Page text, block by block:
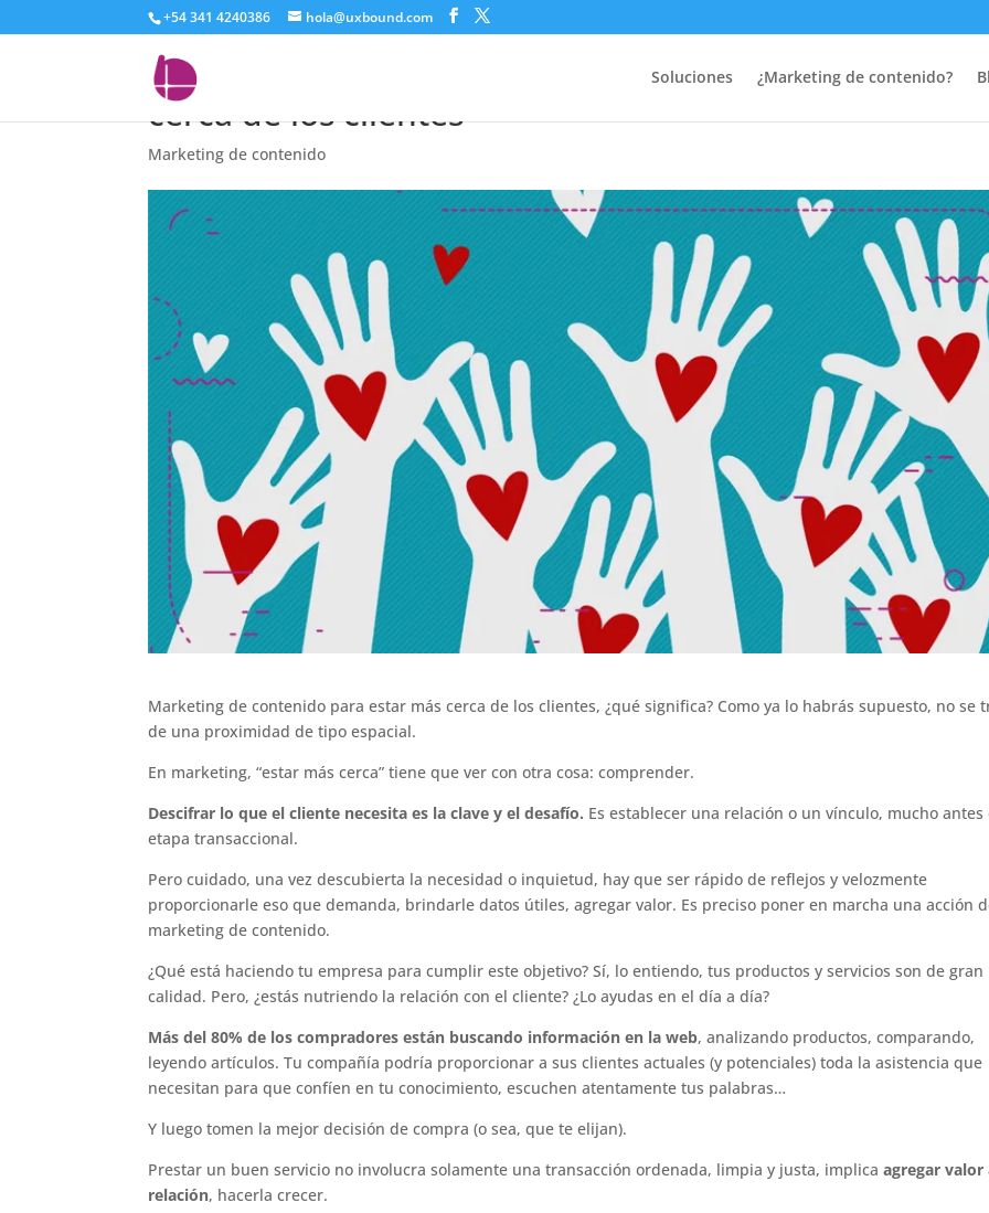
+54 341 4240386 hola@uxbound.com
Soluciones ¿Marketing de contenido?
Opciones de marketing de contenido para estar más
cerca de los clientes
Marketing de contenido
Marketing de contenido para estar más cerca de los clientes, ¿qué significa? Como ya lo habrás supuesto, no se
de una proximidad de tipo espacial.
En marketing, “estar más cerca” tiene que ver con otra cosa: comprender.
Descifrar lo que el cliente necesita es la clave y el desafío. Es establecer una relación o un vínculo, mucho antes
etapa transaccional.
Pero cuidado, una vez descubierta la necesidad o inquietud, hay que ser rápido de reflejos y velozmente
proporcionarle eso que demanda, brindarle datos útiles, agregar valor. Es preciso poner en marcha una acción
marketing de contenido.
¿Qué está haciendo tu empresa para cumplir este objetivo? Sí, lo entiendo, tus productos y servicios son de gran
calidad. Pero, ¿estás nutriendo la relación con el cliente? ¿Lo ayudas en el día a día?
Más del 80% de los compradores están buscando información en la web, analizando productos, comparando,
leyendo artículos. Tu compañía podría proporcionar a sus clientes actuales (y potenciales) toda la asistencia que
necesitan para que confíen en tu conocimiento, escuchen atentamente tus palabras…
Y luego tomen la mejor decisión de compra (o sea, que te elijan).
Prestar un buen servicio no involucra solamente una transacción ordenada, limpia y justa, implicaagregar valor
relación, hacerla crecer.